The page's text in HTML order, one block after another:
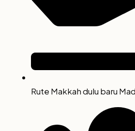
Rute Makkah dulu baru